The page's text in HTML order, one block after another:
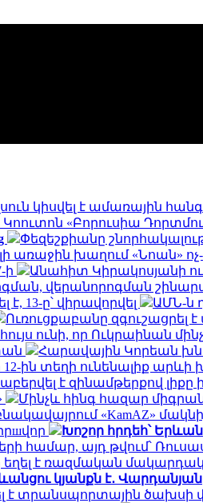
կիսվել է ամառային
«Բորուսիա
Փեզեշքիանը
առաջին խաղում «Նոան»
ի
Անահիտ Կիրակոսյանի
վերանորոգման
13-ը՝ վիրավորվել
ԱՄՆ-ն
Ուռուցքաբանը զգուշացրել
հույս ունի, որ Ուկրաինան
Հարավային Կորեան
ին տեղի ունենալիք
է զինամթերքով լիքը
Մինչև հինգ հազար
«KamAZ»
Խոշոր հրդեհ՝
համար, այդ թվում՝
եղել է ռազմական
կյանքն է․
է տրանսպորտային